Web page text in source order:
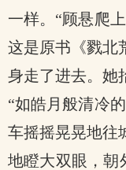
一样。“顾悬爬
这是原书《戮北
身走了进去。她
“如皓月般清冷
车摇摇晃晃地往
地瞪大双眼，朝